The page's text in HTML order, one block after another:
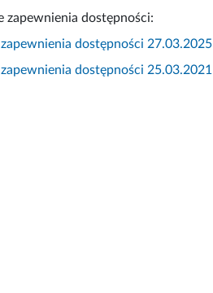
zapewnienia dostępności:
dostępności 27.03.2025
dostępności 25.03.2021